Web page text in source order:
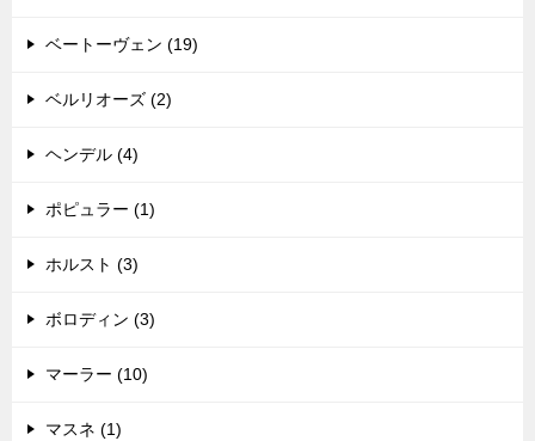
ベートーヴェン (19)
ベルリオーズ (2)
ヘンデル (4)
ポピュラー (1)
ホルスト (3)
ボロディン (3)
マーラー (10)
マスネ (1)